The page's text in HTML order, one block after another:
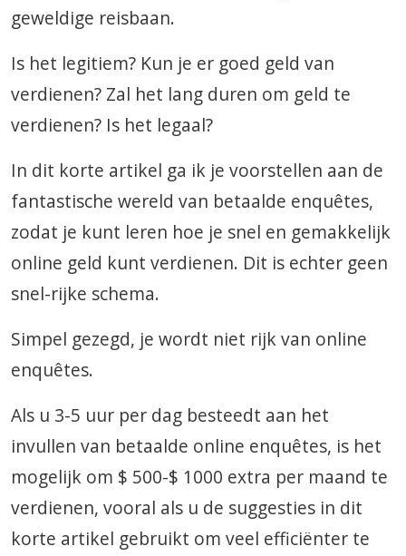
geweldige reisbaan.
Is het legitiem? Kun je er goed geld van
verdienen? Zal het lang duren om geld te
verdienen? Is het legaal?
In dit korte artikel ga ik je voorstellen aan de
fantastische wereld van betaalde enquêtes,
zodat je kunt leren hoe je snel en gemakkelijk
online geld kunt verdienen. Dit is echter geen
snel-rijke schema.
Simpel gezegd, je wordt niet rijk van online
enquêtes.
Als u 3-5 uur per dag besteedt aan het
invullen van betaalde online enquêtes, is het
mogelijk om $ 500-$ 1000 extra per maand te
verdienen, vooral als u de suggesties in dit
korte artikel gebruikt om veel efficiënter te